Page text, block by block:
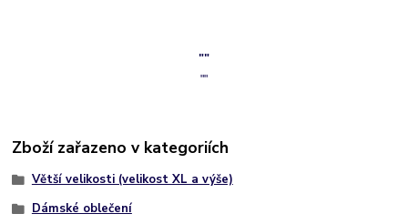
""
""
Zboží zařazeno v kategoriích
Větší velikosti (velikost XL a výše)
Dámské oblečení